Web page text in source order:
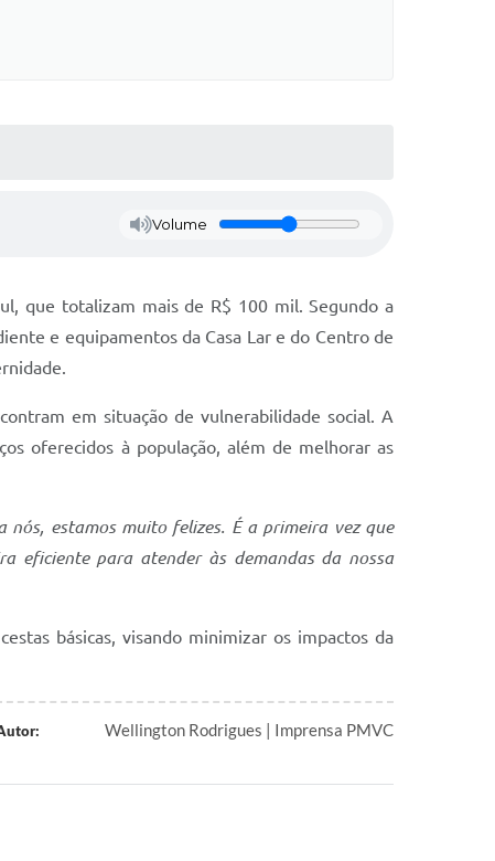
Volume
que totalizam mais de R$ 100 mil. Segundo a
e equipamentos da Casa Lar e do Centro de
em situação de vulnerabilidade social. A
oferecidos à população, além de melhorar as
nós, estamos muito felizes. É a primeira vez que
eficiente para atender às demandas da nossa
básicas, visando minimizar os impactos da
Wellington Rodrigues | Imprensa PMVC